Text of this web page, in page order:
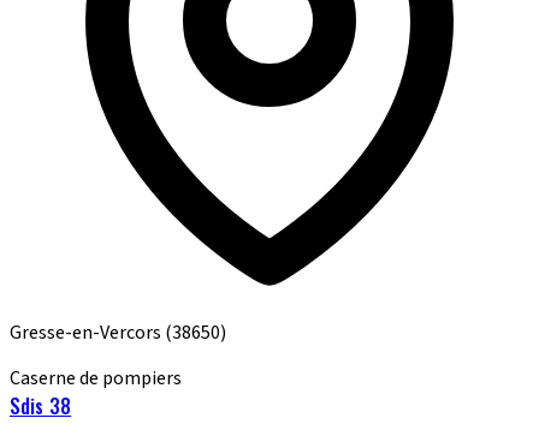
Gresse-en-Vercors (38650)
Caserne de pompiers
Sdis 38